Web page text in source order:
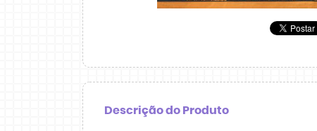
Descrição do Produto